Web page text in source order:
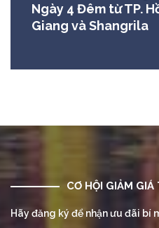
Ngày 4 Đêm từ TP.
Giang và Shangrila
CƠ HỘI GIẢM GIÁ
Hãy đăng ký để nhận ưu đãi bí